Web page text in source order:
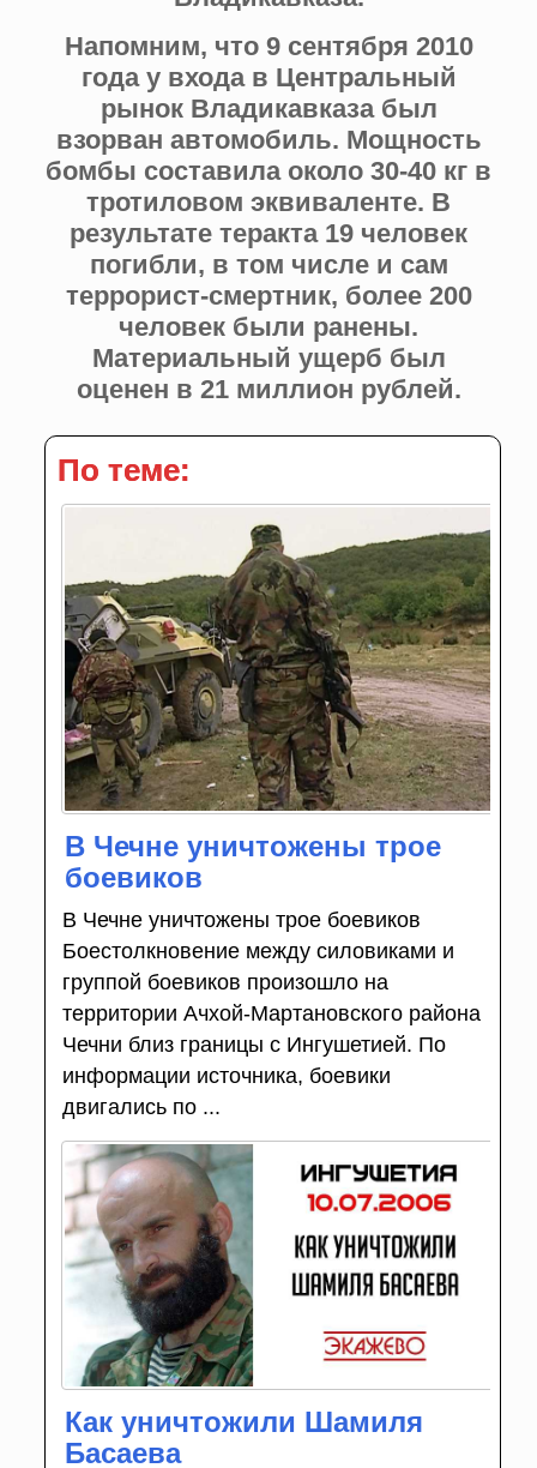
Напомним, что 9 сентября 2010
года у входа в Центральный
рынок Владикавказа был
взорван автомобиль. Мощность
бомбы составила около 30-40 кг в
тротиловом эквиваленте. В
результате теракта 19 человек
погибли, в том числе и сам
террорист-смертник, более 200
человек были ранены.
Материальный ущерб был
оценен в 21 миллион рублей.
По теме:
В Чечне уничтожены трое
боевиков
В Чечне уничтожены трое боевиков
Боестолкновение между силовиками и
группой боевиков произошло на
территории Ачхой-Мартановского района
Чечни близ границы с Ингушетией. По
информации источника, боевики
двигались по ...
Как уничтожили Шамиля
Басаева